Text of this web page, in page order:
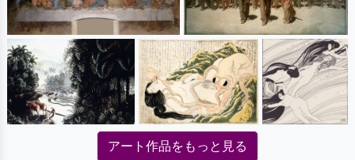
アート作品をもっと見る